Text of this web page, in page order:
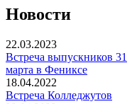
Новости
22.03.2023
Встреча выпускников 31
марта в Фениксе
18.04.2022
Встреча Колледжутов